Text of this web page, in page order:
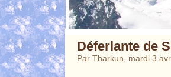
Déferlante de
Par Tharkun, mardi 3